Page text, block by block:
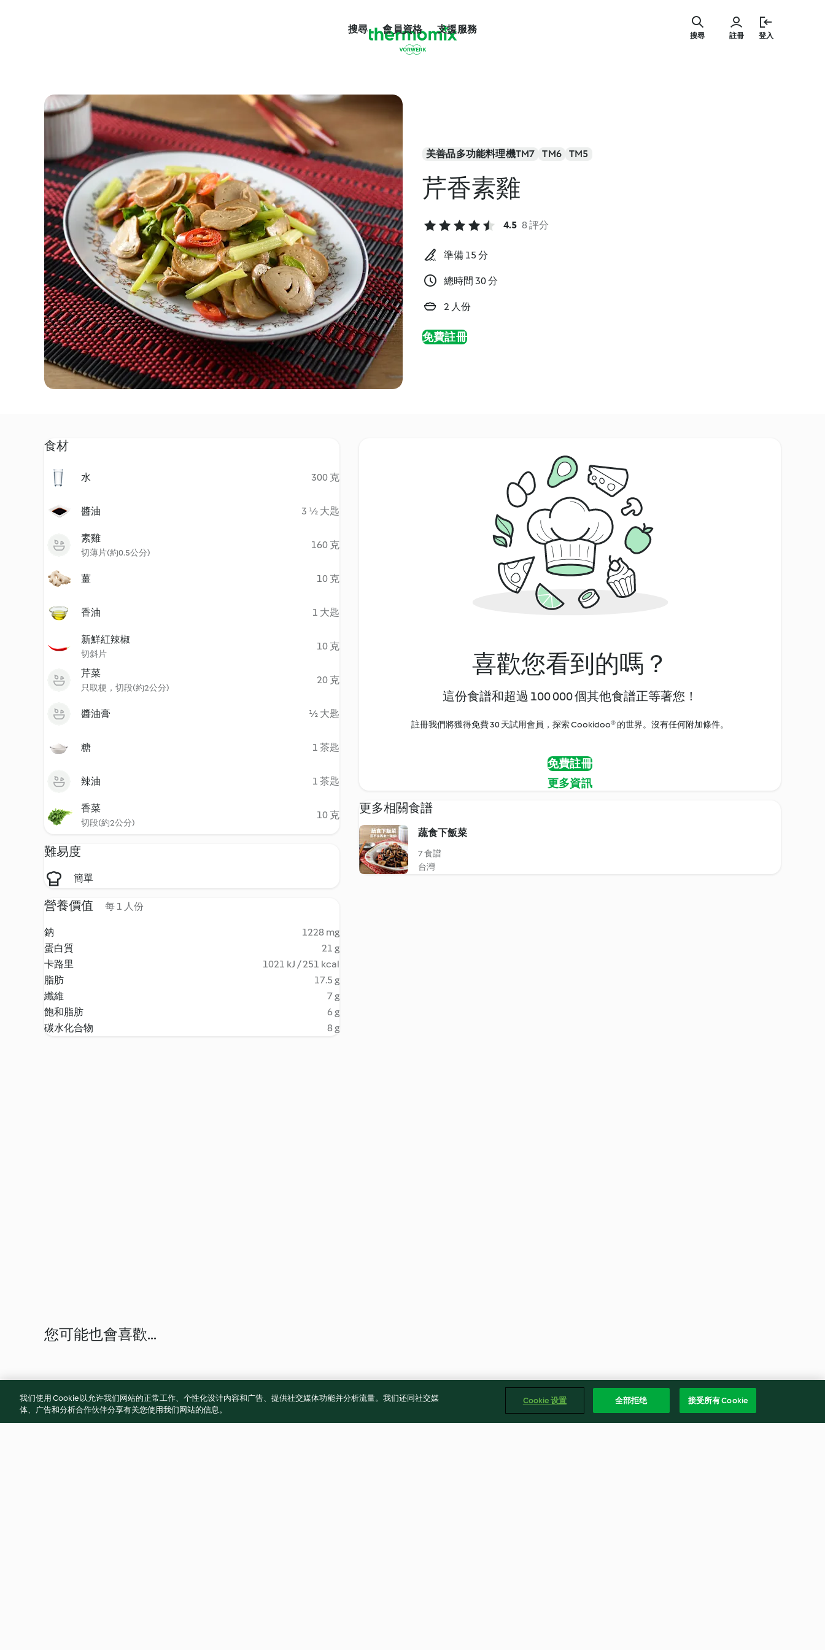
搜尋 會員資格 支援服務
註冊 登入
搜尋
美善品多功能料理機TM7 TM6 TM5
芹香素雞
4.5 8 評分
準備 15 分
總時間 30 分
2 人份
免費註冊
食材
水 300 克
醬油 3 ½ 大匙
素雞
切薄片(約0.5公分)
160 克
薑 10 克
香油 1 大匙
新鮮紅辣椒
切斜片
10 克
芹菜
只取梗，切段(約2公分)
20 克
醬油膏 ½ 大匙
糖 1 茶匙
辣油 1 茶匙
香菜
切段(約2公分)
10 克
難易度
簡單
營養價值 每 1 人份
鈉
1228 mg
蛋白質
21 g
卡路里
1021 kJ / 251 kcal
脂肪
17.5 g
纖維
7 g
飽和脂肪
6 g
碳水化合物
8 g
喜歡您看到的嗎？
這份食譜和超過 100 000 個其他食譜正等著您！
註冊我們將獲得免費 30 天試用會員，探索 Cookidoo® 的世界。沒有任何附加條件。
免費註冊
更多資訊
更多相關食譜
蔬食下飯菜
7 食譜
台灣
您可能也會喜歡...
我们使用 Cookie 以允许我们网站的正常工作、个性化设计内容和广告、提供社交媒体功能并分析流量。我们还同社交媒
体、广告和分析合作伙伴分享有关您使用我们网站的信息。
Cookie 设置 全部拒绝 接受所有 Cookie